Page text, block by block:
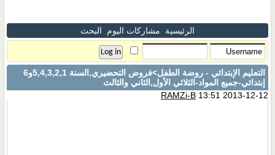
الرئيسية مشاركات اليوم البحث
التعليم الإبتدائي - روضة الطفل
>فروض التحضيري,السنة 5,4,3,2,1و6
إبتدائي-جميع المواد-الثلاثي الأول,الثاني والثالث
RAMZi-B13:51 2013-12-12